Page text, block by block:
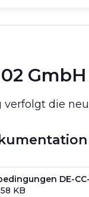
GmbH
die
DE-
KB